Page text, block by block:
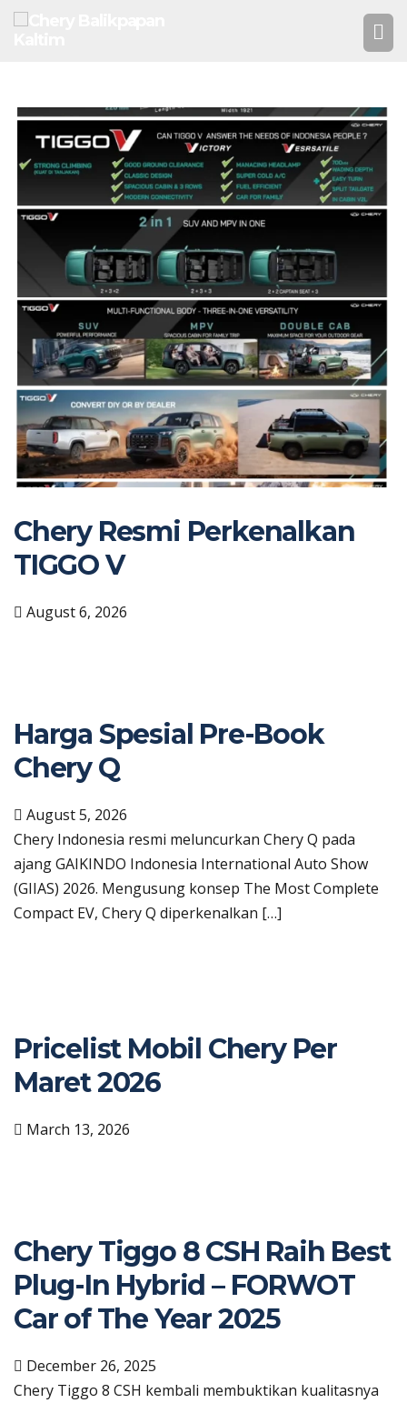
Chery Resmi Perkenalkan
TIGGO V
August 6, 2026
Harga Spesial Pre-Book
Chery Q
August 5, 2026
Chery Indonesia resmi meluncurkan Chery Q pada
ajang GAIKINDO Indonesia International Auto Show
(GIIAS) 2026. Mengusung konsep The Most Complete
Compact EV, Chery Q diperkenalkan […]
Pricelist Mobil Chery Per
Maret 2026
March 13, 2026
Chery Tiggo 8 CSH Raih Best
Plug-In Hybrid – FORWOT
Car of The Year 2025
December 26, 2025
Chery Tiggo 8 CSH kembali membuktikan kualitasnya